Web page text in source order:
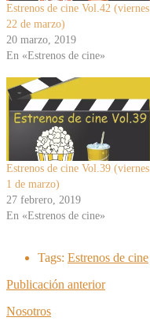
Estrenos de cine Vol.42 (viernes
22 de marzo)
20 marzo, 2019
En «Estrenos de cine»
Estrenos de cine Vol.39 (viernes
1 de marzo)
27 febrero, 2019
En «Estrenos de cine»
Tags: Estrenos de cine
Publicación anterior
Nosotros